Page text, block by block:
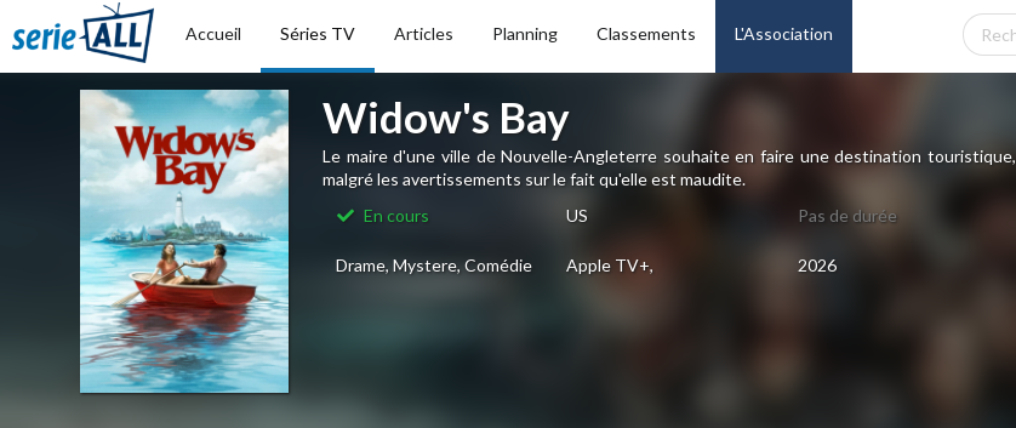
Accueil Séries TV Articles Planning Classements L'Association
Widow's Bay
Le maire d'une ville de Nouvelle-Angleterre souhaite en faire une destination touristique,
malgré les avertissements sur le fait qu'elle est maudite.
En cours
US Pas de durée
Drame, Mystere, Comédie Apple TV+, 2026